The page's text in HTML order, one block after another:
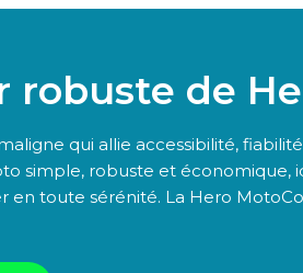
robuste de
qui allie accessibilité,
simple, robuste et économique,
en toute sérénité. La Hero